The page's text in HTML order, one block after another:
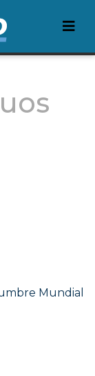
Mundial